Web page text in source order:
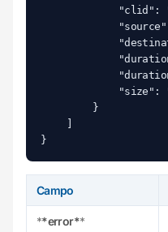
Campo
**error**